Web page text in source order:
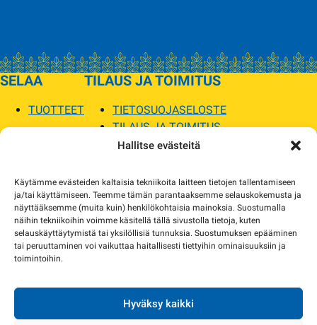
Hallitse evästeitä
Käytämme evästeiden kaltaisia tekniikoita laitteen tietojen tallentamiseen
ja/tai käyttämiseen. Teemme tämän parantaaksemme selauskokemusta ja
näyttääksemme (muita kuin) henkilökohtaisia mainoksia. Suostumalla
näihin tekniikoihin voimme käsitellä tällä sivustolla tietoja, kuten
selauskäyttäytymistä tai yksilöllisiä tunnuksia. Suostumuksen epääminen
tai peruuttaminen voi vaikuttaa haitallisesti tiettyihin ominaisuuksiin ja
toimintoihin.
Hyväksy kaikki
SELAA
TUOTTEET
TILAUS JA TOIMITUS
TIETOSUOJASELOSTE
TILAUS JA TOIMITUS
TOIMITUSEHDOT
MYYMÄLÄT JA YHTEYSTIEDOT
USEIN KYSYTYT
AJANKOHTAISTA
yhteyttä ja sovimme korvaavista tuotteista.